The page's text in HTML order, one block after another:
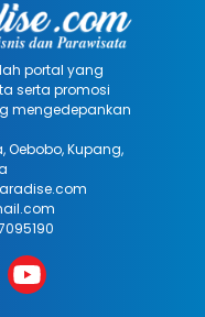
portal yang
serta promosi
mengedepankan
Oebobo, Kupang,